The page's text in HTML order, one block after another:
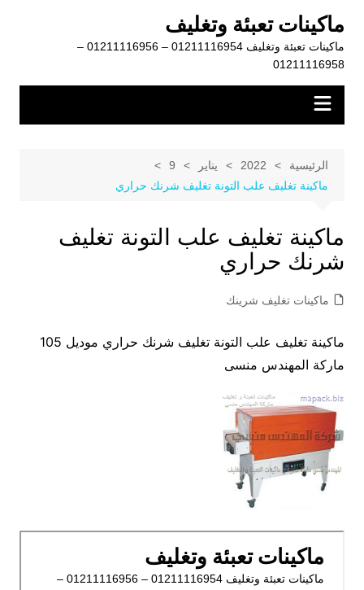
المحتوى
ماكينات تعبئة وتغليف
ماكينات تعبئة وتغليف 01211116954 – 01211116956 –
01211116958
الرئيسية 2022 يناير
9
ماكينة تغليف علب التونة تغليف شرنك حراري
ماكينة تغليف علب التونة تغليف
شرنك حراري
ماكينات تغليف شرينك
ماكينة تغليف علب التونة تغليف شرنك حراري موديل 105
ماركة المهندس منسى